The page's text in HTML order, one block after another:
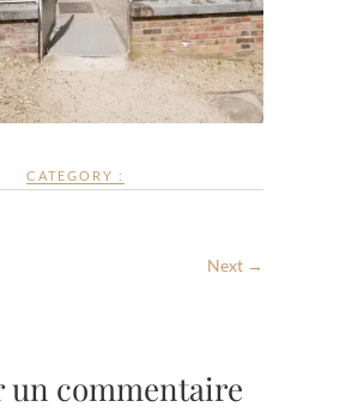
CATEGORY :
Next →
un commentaire